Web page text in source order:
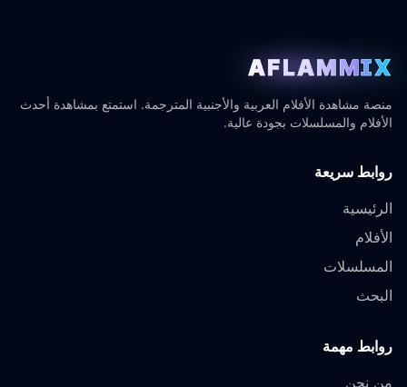
AFLAMMIX
منصة مشاهدة الأفلام العربية والأجنبية المترجمة. استمتع بمشاهدة أحدث
الأفلام والمسلسلات بجودة عالية.
روابط سريعة
الرئيسية
الأفلام
المسلسلات
البحث
روابط مهمة
من نحن